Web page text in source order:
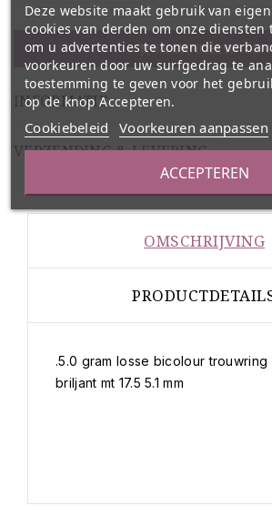
 IN WINKELWAGEN
INFORMATIE
VERZENDING & LEVERING
OMSCHRIJVING
.5.0 gram losse bicolour
briljant mt 17.5 5.1 mm
Deze website maakt gebruik van
cookies van derden om onze diensten
om u advertenties te tonen die
voorkeuren door uw surfgedrag te
toestemming te geven voor het
op de knop Accepteren.
Cookiebeleid Voorkeuren aanpassen
ACCEPTEREN